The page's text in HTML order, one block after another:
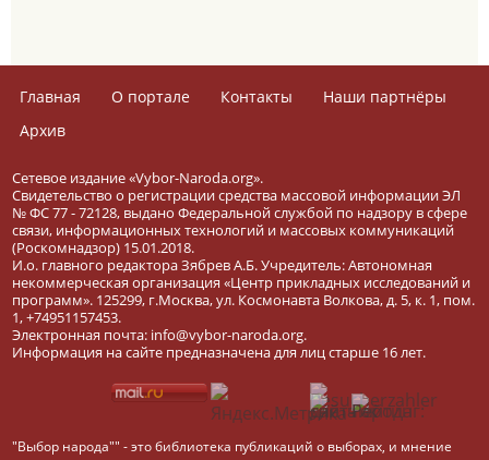
Главная О портале Контакты
Наши партнёры
Архив
Сетевое издание «Vybor-Naroda.org».
Свидетельство о регистрации средства массовой информации ЭЛ
№ ФС 77 - 72128, выдано Федеральной службой по надзору в сфере
связи, информационных технологий и массовых коммуникаций
(Роскомнадзор) 15.01.2018.
И.о. главного редактора Зябрев А.Б. Учредитель: Автономная
некоммерческая организация «Центр прикладных исследований и
программ». 125299, г.Москва, ул. Космонавта Волкова, д. 5, к. 1, пом.
1, +74951157453.
Электронная почта: info@vybor-naroda.org.
Информация на сайте предназначена для лиц старше 16 лет.
"Выбор народа"" - это библиотека публикаций о выборах, и мнение